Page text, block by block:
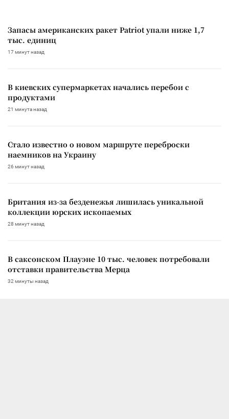
Запасы американских ракет Patriot упали ниже 1,7
тыс. единиц
17 минут назад
В киевских супермаркетах начались перебои с
продуктами
21 минута назад
Стало известно о новом маршруте переброски
наемников на Украину
26 минут назад
Британия из-за безденежья лишилась уникальной
коллекции юрских ископаемых
28 минут назад
В саксонском Плауэне 10 тыс. человек потребовали
отставки правительства Мерца
32 минуты назад